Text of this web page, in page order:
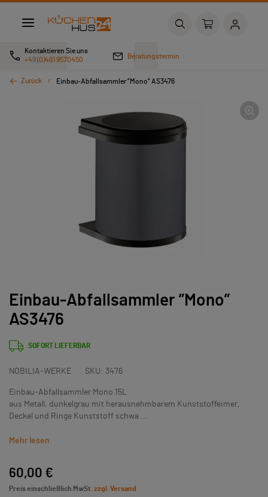
Kontaktieren Sie uns
+49 (0)461 9570450
Beratungstermin
Zurück Einbau-Abfallsammler ”Mono” AS3476
Einbau-Abfallsammler ”Mono”
AS3476
SOFORT LIEFERBAR
NOBILIA-WERKE SKU: 3476
Einbau-Abfallsammler Mono 15L
aus Metall, dunkelgrau mit herausnehmbarem Kunststoffeimer,
Deckel und Ringe Kunststoff schwa ...
Mehr lesen
60,00 €
Preis einschließlich MwSt. zzgl. Versand